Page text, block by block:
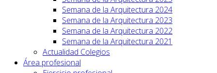
Semana de la Arquitectura 2024
Semana de la Arquitectura 2023
Semana de la Arquitectura 2022
Semana de la Arquitectura 2021
Actualidad Colegios
Área profesional